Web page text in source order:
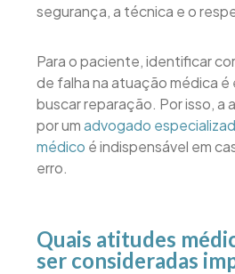
segurança, a técnica e o
Para o paciente, identificar
de falha na atuação médica é
buscar reparação. Por isso, a
por umadvogado
médico é indispensável em
erro.
Quais atitudes
ser consideradas